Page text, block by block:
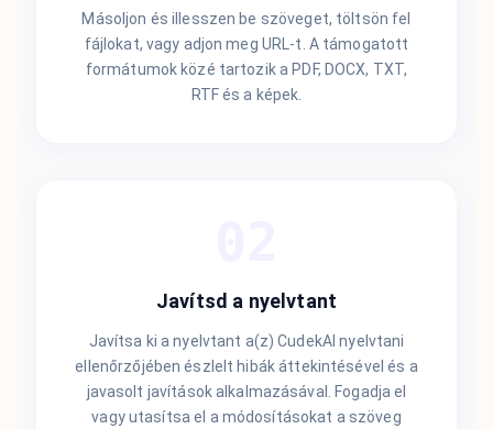
Másoljon és illesszen be szöveget, töltsön fel
fájlokat, vagy adjon meg URL-t. A támogatott
formátumok közé tartozik a PDF, DOCX, TXT,
RTF és a képek.
Javítsd a nyelvtant
Javítsa ki a nyelvtant a(z) CudekAI nyelvtani
ellenőrzőjében észlelt hibák áttekintésével és a
javasolt javítások alkalmazásával. Fogadja el
vagy utasítsa el a módosításokat a szöveg